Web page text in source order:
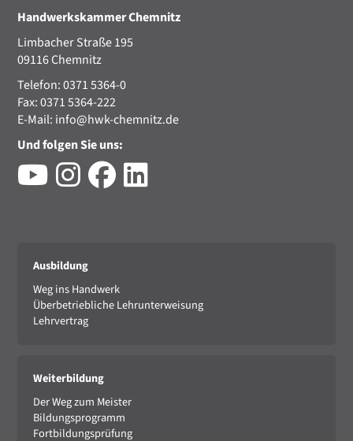
Handwerkskammer Chemnitz
Limbacher Straße 195
09116 Chemnitz
Telefon: 0371 5364-0
Fax: 0371 5364-222
E-Mail: info@hwk-chemnitz.de
Und folgen Sie uns:
Ausbildung
Weg ins Handwerk
Überbetriebliche Lehrunterweisung
Lehrvertrag
Weiterbildung
Der Weg zum Meister
Bildungsprogramm
Fortbildungsprüfung